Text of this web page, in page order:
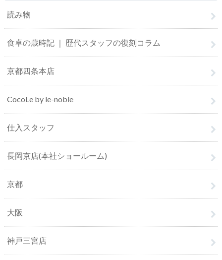
読み物
食卓の歳時記 ｜ 歴代スタッフの復刻コラム
京都四条本店
CocoLe by le-noble
仕入スタッフ
長岡京店(本社ショールーム)
京都
大阪
神戸三宮店